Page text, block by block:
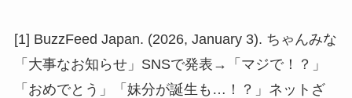
[1] BuzzFeed Japan. (2026, January 3). ちゃんみな
「大事なお知らせ」SNSで発表→「マジで！？」
「おめでとう」「妹分が誕生も…！？」ネットざ